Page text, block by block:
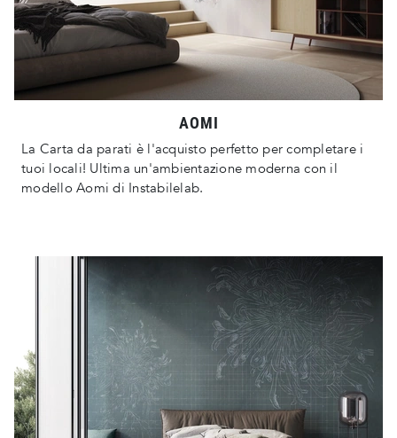
AOMI
La Carta da parati è l'acquisto perfetto per completare i
tuoi locali! Ultima un'ambientazione moderna con il
modello Aomi di Instabilelab.